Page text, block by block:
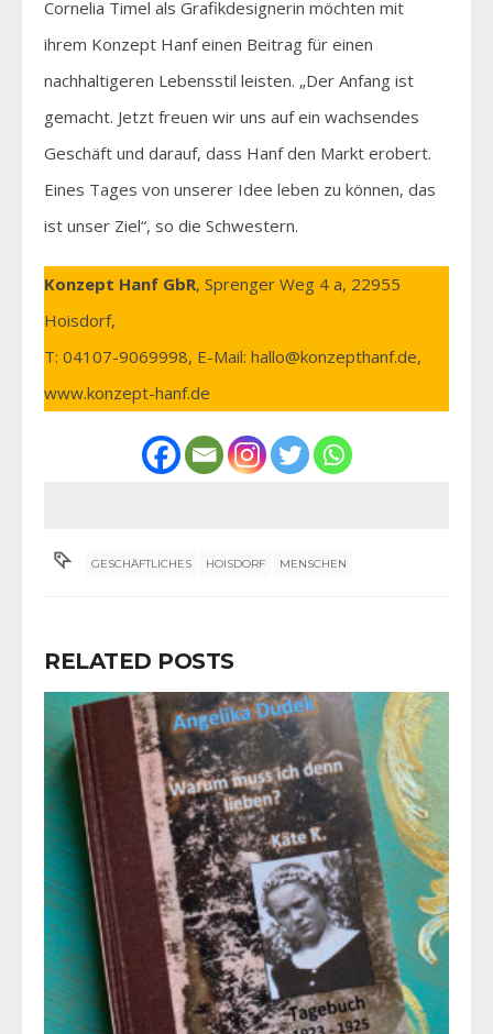
Cornelia Timel als Grafikdesignerin möchten mit
ihrem Konzept Hanf einen Beitrag für einen
nachhaltigeren Lebensstil leisten. „Der Anfang ist
gemacht. Jetzt freuen wir uns auf ein wachsendes
Geschäft und darauf, dass Hanf den Markt erobert.
Eines Tages von unserer Idee leben zu können, das
ist unser Ziel“, so die Schwestern.
Konzept Hanf GbR, Sprenger Weg 4 a, 22955
Hoisdorf,
T: 04107-9069998, E-Mail: hallo@konzepthanf.de,
www.konzept-hanf.de
GESCHÄFTLICHES HOISDORF MENSCHEN
RELATED POSTS